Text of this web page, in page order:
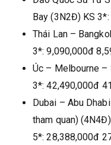
Bay (3N2Đ) KS
Thái Lan –
3*: 9,090,000đ
Úc – Melbourne –
3*: 42,490,000đ
Dubai – Abu
tham quan)
5*: 28,388,000đ